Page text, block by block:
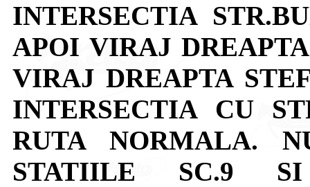
INTERSECTIA
APOI VIRAJ
VIRAJ DREAPTA
INTERSECTIA CU
RUTA NORMALA.
STATIILE SC.9